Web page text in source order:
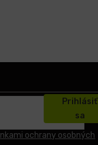
ochrany osobných
Prihlásiť
sa